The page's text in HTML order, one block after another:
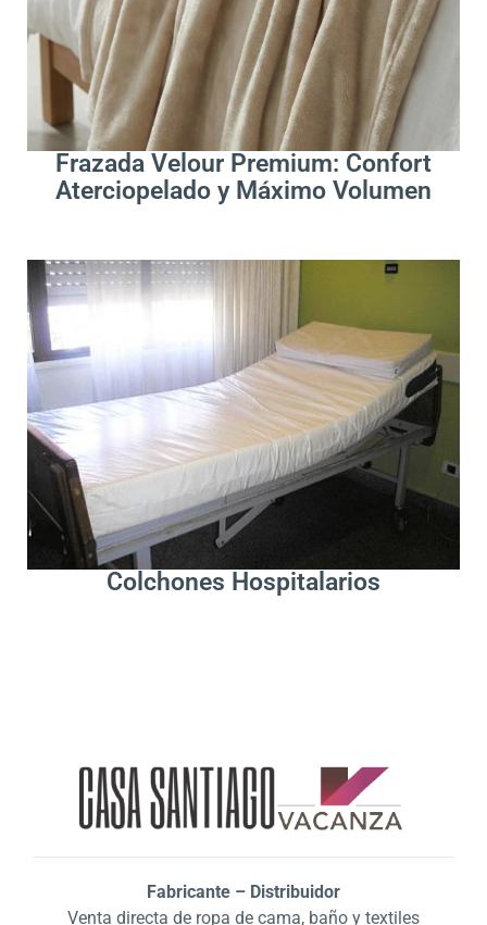
Leer Más
Frazada Velour Premium: Confort
Aterciopelado y Máximo Volumen
.
Leer Más
Colchones Hospitalarios
Fabricante – Distribuidor
Venta directa de ropa de cama, baño y textiles